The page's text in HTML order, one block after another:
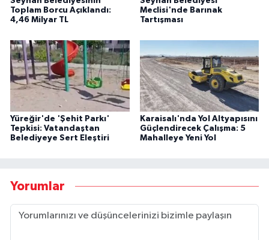
Toplam Borcu Açıklandı:
4,46 Milyar TL
Meclisi'nde Barınak
Tartışması
Yüreğir'de 'Şehit Parkı'
Tepkisi: Vatandaştan
Belediyeye Sert Eleştiri
Karaisalı'nda Yol Altyapısını
Güçlendirecek Çalışma: 5
Mahalleye Yeni Yol
Yorumlar